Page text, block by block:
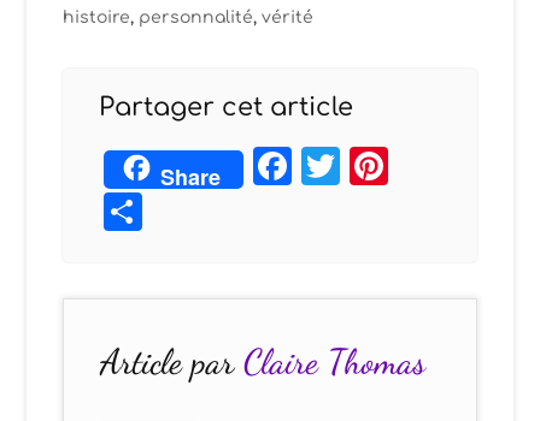
histoire, personnalité,vérité
Partager cet article
Share Facebook
Twitter
Article parClaire Thomas